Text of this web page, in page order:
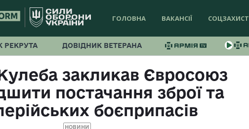
ГОЛОВНА ВАКАНСІЇ СОЦЗАХИСТ
РЕКРУТА ДОВІДНИК ВЕТЕРАНА
закликав Євросоюз
постачання зброї та
боєприпасів
НОВИНИ